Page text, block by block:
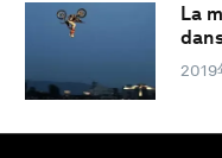
La
2019